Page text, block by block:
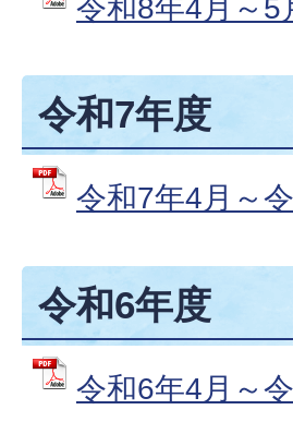
令和8年4月～
令和7年度
令和7年4月～
令和6年度
令和6年4月～